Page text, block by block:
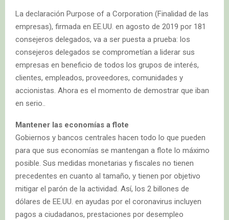
La declaración Purpose of a Corporation (Finalidad de las
empresas), firmada en EE.UU. en agosto de 2019 por 181
consejeros delegados, va a ser puesta a prueba: los
consejeros delegados se comprometían a liderar sus
empresas en beneficio de todos los grupos de interés,
clientes, empleados, proveedores, comunidades y
accionistas. Ahora es el momento de demostrar que iban
en serio..
Mantener las economías a flote
Gobiernos y bancos centrales hacen todo lo que pueden
para que sus economías se mantengan a flote lo máximo
posible. Sus medidas monetarias y fiscales no tienen
precedentes en cuanto al tamaño, y tienen por objetivo
mitigar el parón de la actividad. Así, los 2 billones de
dólares de EE.UU. en ayudas por el coronavirus incluyen
pagos a ciudadanos, prestaciones por desempleo